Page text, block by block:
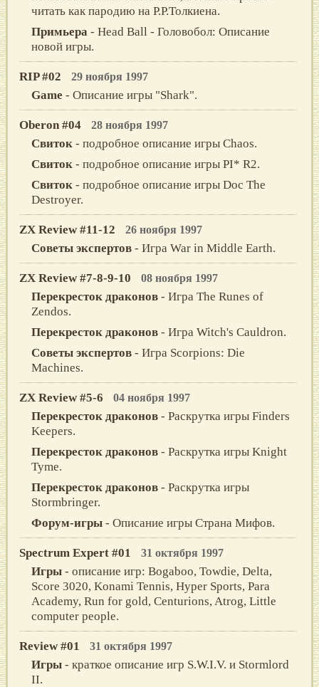
читать как пародию на Р.Р.Толкиена.
Примьера - Head Ball - Головобол: Описание
новой игры.
RIP #02 29 ноября 1997
Game - Описание игры "Shark".
Oberon #04 28 ноября 1997
Свиток - подробное описание игры Chaos.
Свиток - подробное описание игры PI* R2.
Свиток - подробное описание игры Doc The
Destroyer.
ZX Review #11-12 26 ноября 1997
Советы экспертов - Игра War in Middle Earth.
ZX Review #7-8-9-10 08 ноября 1997
Перекресток драконов - Игра The Runes of
Zendos.
Перекресток драконов - Игра Witch's Cauldron.
Советы экспертов - Игра Scorpions: Die
Machines.
ZX Review #5-6 04 ноября 1997
Перекресток драконов - Раскрутка игры Finders
Keepers.
Перекресток драконов - Раскрутка игры Knight
Tyme.
Перекресток драконов - Раскрутка игры
Stormbringer.
Форум-игры - Описание игры Страна Мифов.
Spectrum Expert #01 31 октября 1997
Игры - описание игр: Bogaboo, Towdie, Delta,
Score 3020, Konami Tennis, Hyper Sports, Para
Academy, Run for gold, Centurions, Atrog, Little
computer people.
Review #01 31 октября 1997
Игры - краткое описание игр S.W.I.V. и Stormlord
II.